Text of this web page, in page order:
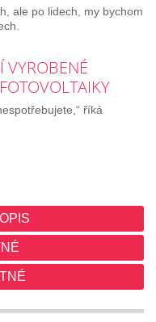
ale po lidech, my bychom
VYROBENÉ
říká